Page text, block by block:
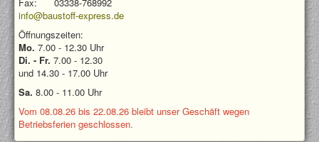
info@baustoff-express.de
Öffnungszeiten:
Mo. 7.00 - 12.30 Uhr
Di. - Fr. 7.00 - 12.30
und 14.30 - 17.00 Uhr
Sa. 8.00 - 11.00 Uhr
Vom 08.08.26 bis 22.08.26 bleibt unser Geschäft wegen
Betriebsferien geschlossen.